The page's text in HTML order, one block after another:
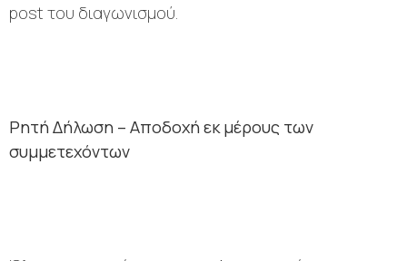
post του διαγωνισμού.
Ρητή Δήλωση – Αποδοχή εκ μέρους των
συμμετεχόντων